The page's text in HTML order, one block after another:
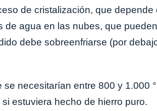
de cristalización, que
agua en las nubes, que
debe sobreenfriarse (por
necesitarían entre 800 y 1.000
estuviera hecho de hierro puro.